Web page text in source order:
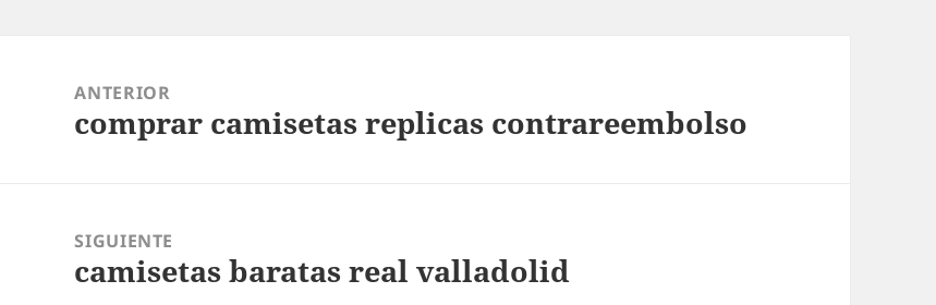
entradas
ANTERIOR
Entrada
comprar camisetas replicas contrareembolso
SIGUIENTE
Entrada
camisetas baratas real valladolid